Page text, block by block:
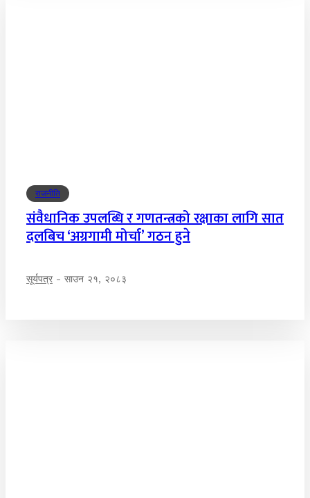
राजनीति
संवैधानिक उपलब्धि र गणतन्त्रको रक्षाका लागि सात
दलबिच ‘अग्रगामी मोर्चा’ गठन हुने
सूर्यपत्र - साउन २१, २०८३